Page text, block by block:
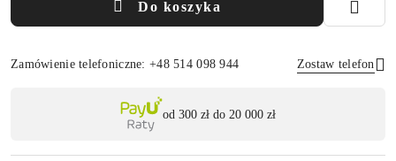
Do koszyka
Zamówienie telefoniczne: +48 514 098 944 Zostaw telefon
od 300 zł do 20 000 zł